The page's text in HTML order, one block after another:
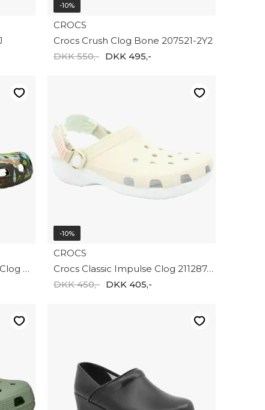
-10%
CROCS
Crocs Crush Clog Bone 207521-2Y2
DKK 550,- DKK 495,-
Crocs Classic Painted Floral Clog Bl 211587-0LD
-10%
CROCS
Crocs Classic Impulse Clog 211287-2Y2
DKK 450,- DKK 405,-